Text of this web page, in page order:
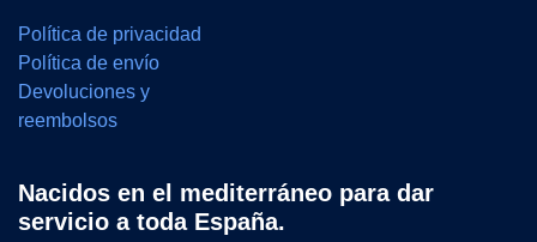
Política de privacidad
Política de envío
Devoluciones y
reembolsos
Nacidos en el mediterráneo para dar
servicio a toda España.